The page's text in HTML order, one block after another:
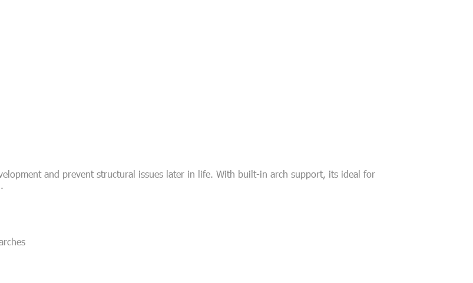
and prevent structural issues later in life. With built-in arch support, its ideal for